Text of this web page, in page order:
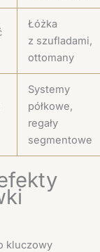
Łóżka
z szufladami,
ottomany
Systemy
półkowe,
regały
segmentowe
kluczowy